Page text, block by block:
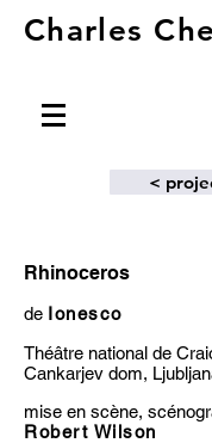
Charles
<
Rhinoceros
de Ionesco
Théâtre national de
Cankarjev dom,
mise en scène,
Robert Wilson